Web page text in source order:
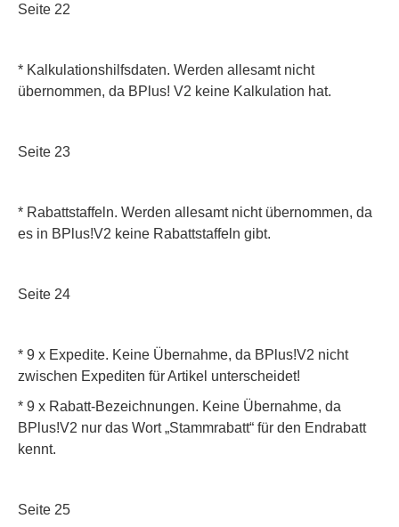
Seite 22
* Kalkulationshilfsdaten. Werden allesamt nicht
übernommen, da BPlus! V2 keine Kalkulation hat.
Seite 23
* Rabattstaffeln. Werden allesamt nicht übernommen, da
es in BPlus!V2 keine Rabattstaffeln gibt.
Seite 24
* 9 x Expedite. Keine Übernahme, da BPlus!V2 nicht
zwischen Expediten für Artikel unterscheidet!
* 9 x Rabatt-Bezeichnungen. Keine Übernahme, da
BPlus!V2 nur das Wort „Stammrabatt“ für den Endrabatt
kennt.
Seite 25